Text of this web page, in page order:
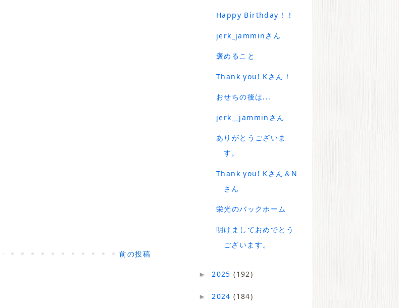
前の投稿
Happy Birthday！！
jerk_jamminさん
褒めること
Thank you! Kさん！
おせちの後は...
jerk__jamminさん
ありがとうございま
す。
Thank you! Kさん＆N
さん
栄光のバックホーム
明けましておめでとう
ございます。
► 2025(192)
► 2024(184)